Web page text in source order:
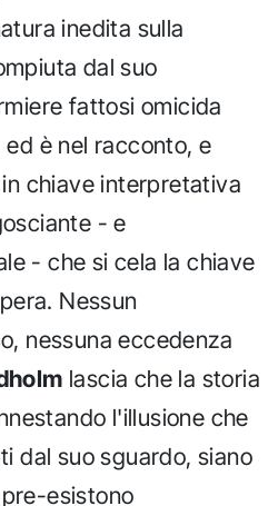
inedita sulla
dal suo
fattosi omicida
è nel racconto, e
chiave interpretativa
- e
- che si cela la chiave
Nessun
nessuna eccedenza
lascia che la storia
l'illusione che
dal suo sguardo, siano
esistono